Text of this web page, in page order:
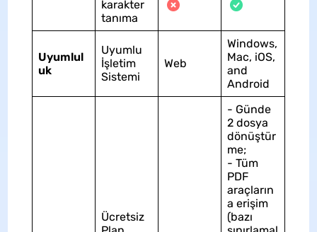
karakter
tanıma
Uyumlul
uk
Uyumlu
İşletim
Sistemi
Web
Windows,
Mac, iOS,
and
Android
Ücretsiz
- Günde
2 dosya
dönüştür
me;
- Tüm
PDF
araçların
a erişim
(bazı